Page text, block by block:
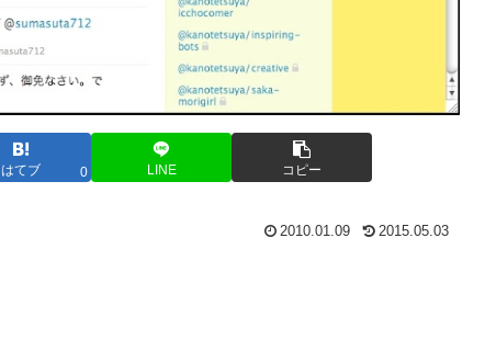
はてブ 0 LINE コピー
2010.01.09 2015.05.03